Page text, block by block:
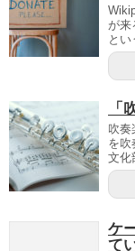
が来
とい
「
吹奏
を吹
文化
ケ
て